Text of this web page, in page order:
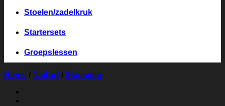
Stoelen/zadelkruk
Startersets
Groepslessen
Home / Nail art / Stamping